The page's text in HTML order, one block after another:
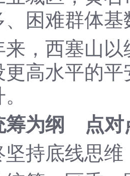
、困难群体
西塞山以
更高水平的
为纲 点对
底线思维